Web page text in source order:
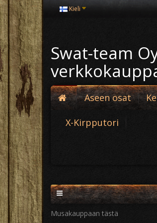
Kieli
Swat-team
Aseen osat
X-Kirpputori
Musakauppaan tästä